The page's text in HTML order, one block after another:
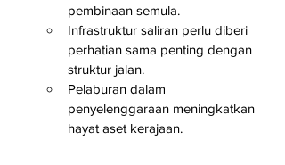
pembinaan semula.
Infrastruktur saliran perlu diberi
perhatian sama penting dengan
struktur jalan.
Pelaburan dalam
penyelenggaraan meningkatkan
hayat aset kerajaan.